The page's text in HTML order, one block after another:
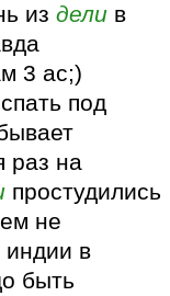
издели в
3 ас;)
под
раз на
простудились
не
в
быть